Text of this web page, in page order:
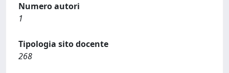
Numero autori
1
Tipologia sito docente
268